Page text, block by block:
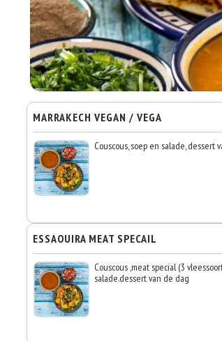
MARRAKECH VEGAN / VEGA
Couscous, soep en salade, dessert
ESSAOUIRA MEAT SPECAIL
Couscous ,meat special (3
salade.dessert van de dag